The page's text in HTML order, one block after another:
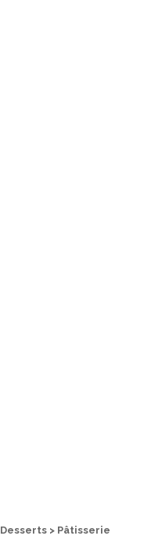
Desserts > Pâtisserie